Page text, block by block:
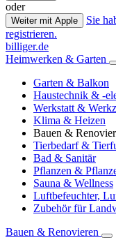
oder
Weiter mit Apple
Sie
registrieren.
billiger.de
Heimwerken & Garten
Garten & Balkon
Haustechnik & -
Werkstatt &
Klima & Heizen
Bauen &
Tierbedarf &
Bad & Sanitär
Pflanzen &
Sauna & Wellness
Luftbefeuchter,
Zubehör für
Bauen & Renovieren